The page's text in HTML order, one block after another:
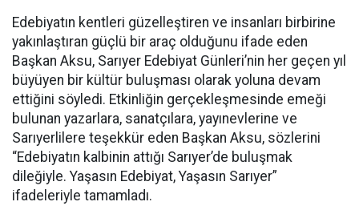
Edebiyatın kentleri güzelleştiren ve insanları birbirine
yakınlaştıran güçlü bir araç olduğunu ifade eden
Başkan Aksu, Sarıyer Edebiyat Günleri’nin her geçen yıl
büyüyen bir kültür buluşması olarak yoluna devam
ettiğini söyledi. Etkinliğin gerçekleşmesinde emeği
bulunan yazarlara, sanatçılara, yayınevlerine ve
Sarıyerlilere teşekkür eden Başkan Aksu, sözlerini
“Edebiyatın kalbinin attığı Sarıyer’de buluşmak
dileğiyle. Yaşasın Edebiyat, Yaşasın Sarıyer”
ifadeleriyle tamamladı.